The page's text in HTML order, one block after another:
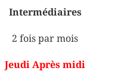
Intermédiaires
2 fois par mois
Jeudi Après midi